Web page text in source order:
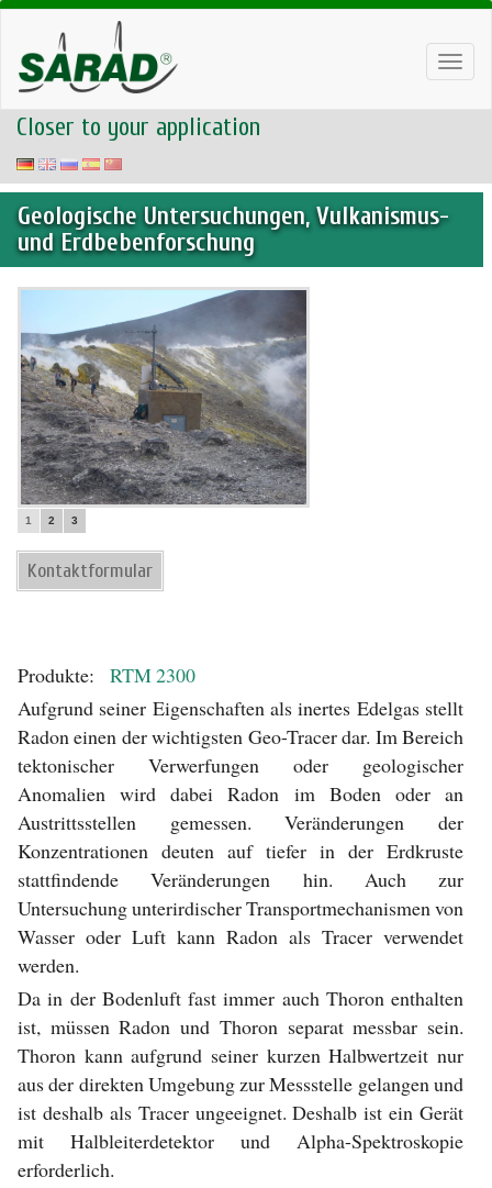
Closer to your application
Geologische Untersuchungen, Vulkanismus-
und Erdbebenforschung
1 2 3
Kontaktformular
Produkte:
RTM 2300
Aufgrund seiner Eigenschaften als inertes Edelgas stellt
Radon einen der wichtigsten Geo-Tracer dar. Im Bereich
tektonischer Verwerfungen oder geologischer
Anomalien wird dabei Radon im Boden oder an
Austrittsstellen gemessen. Veränderungen der
Konzentrationen deuten auf tiefer in der Erdkruste
stattfindende Veränderungen hin. Auch zur
Untersuchung unterirdischer Transportmechanismen von
Wasser oder Luft kann Radon als Tracer verwendet
werden.
Da in der Bodenluft fast immer auch Thoron enthalten
ist, müssen Radon und Thoron separat messbar sein.
Thoron kann aufgrund seiner kurzen Halbwertzeit nur
aus der direkten Umgebung zur Messstelle gelangen und
ist deshalb als Tracer ungeeignet. Deshalb ist ein Gerät
mit Halbleiterdetektor und Alpha-Spektroskopie
erforderlich.